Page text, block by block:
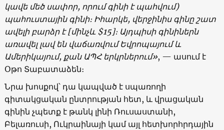
կավե մեծ սափոր, որում գինի է պահվում)
պահուստային գինի։ Իհարկե, վերջինիս գինը շատ
ավելի բարձր է[մինչև $15]։ Այդպիսի գինիներն
առավել լավ են վաճառվում Եվրոպայում և
Ամերիկայում, քան ԱՊՀ երկրներում», — ասում է
Օթո Տաբատաձեն։
Նրա խոսքով՝ դա կապված է սպառողի
գիտակցական ընտրության հետ, և վրացական
գինին չպետք է թանկ լինի Ռուսաստանի,
Բելառուսի, Ուկրաինայի կամ այլ հետխորհրդային